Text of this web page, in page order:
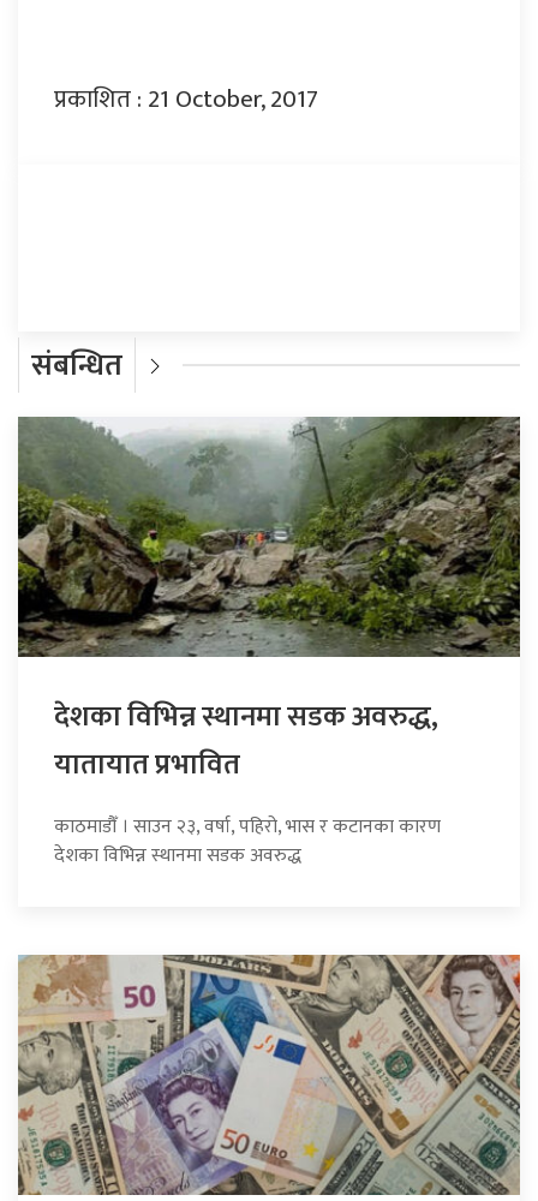
प्रकाशित : 21 October, 2017
संबन्धित
देशका विभिन्न स्थानमा सडक अवरुद्ध,
यातायात प्रभावित
काठमाडौँ । साउन २३, वर्षा, पहिरो, भास र कटानका कारण
देशका विभिन्न स्थानमा सडक अवरुद्ध